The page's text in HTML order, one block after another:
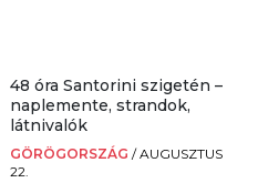
48 óra Santorini szigetén –
naplemente, strandok,
látnivalók
GÖRÖGORSZÁG /AUGUSZTUS
22.